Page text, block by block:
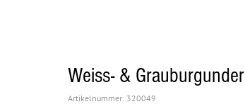
Weiss- & Grauburgunder
Artikelnummer: 320049